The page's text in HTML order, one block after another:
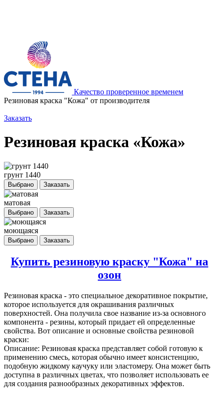
Качество проверенное временем
Резиновая краска "Кожа" от производителя
Заказать
Резиновая краска «Кожа»
грунт 1440
Выбрано Заказать
матовая
Выбрано Заказать
моющаяся
Выбрано Заказать
Купить резиновую краску "Кожа" на
озон
Резиновая краска - это специальное декоративное покрытие,
которое используется для окрашивания различных
поверхностей. Она получила свое название из-за основного
компонента - резины, который придает ей определенные
свойства. Вот описание и основные свойства резиновой
краски:
Описание: Резиновая краска представляет собой готовую к
применению смесь, которая обычно имеет консистенцию,
подобную жидкому каучуку или эластомеру. Она может быть
доступна в различных цветах, что позволяет использовать ее
для создания разнообразных декоративных эффектов.